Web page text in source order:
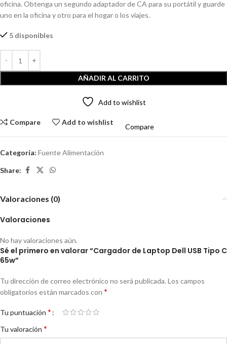
oficina. Obtenga un segundo adaptador de CA para su portátil y guarde
uno en la oficina y otro para el hogar o los viajes.
5 disponibles
AÑADIR AL CARRITO
Add to wishlist
Compare Add to wishlist
Compare
Categoría: Fuente Alimentación
Share:
Valoraciones (0)
Valoraciones
No hay valoraciones aún.
Sé el primero en valorar “Cargador de Laptop Dell USB Tipo C
65w”
Tu dirección de correo electrónico no será publicada. Los campos
obligatorios están marcados con *
Tu puntuación *
Tu valoración *